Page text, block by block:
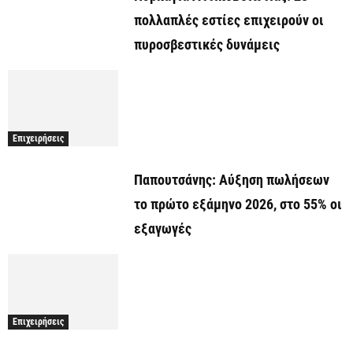
πολλαπλές εστίες επιχειρούν οι
πυροσβεστικές δυνάμεις
Επιχειρήσεις
Παπουτσάνης: Αύξηση πωλήσεων
το πρώτο εξάμηνο 2026, στο 55% οι
εξαγωγές
Επιχειρήσεις